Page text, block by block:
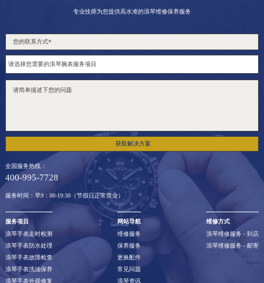
专业技师为您提供高水准的浪琴维修保养服务
获取解决方案
全国服务热线：
400-995-7728
服务时间：早9：00-19:30（节假日正常营业）
服务项目
浪琴手表走时检测
浪琴手表防水处理
浪琴手表故障检查
浪琴手表洗油保养
浪琴手表外观修复
网站导航
维修服务
保养服务
更换配件
常见问题
浪琴资讯
维修方式
浪琴维修服务 - 到店
浪琴维修服务 - 邮寄